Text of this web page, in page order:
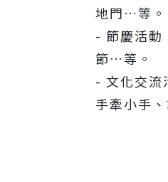
地門…等。
- 節慶活動
節…等。
- 文化交流
手牽小手